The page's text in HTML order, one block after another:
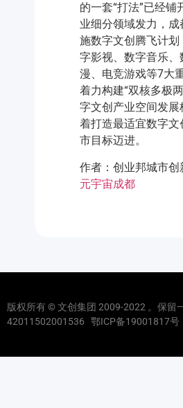
的一套“打法”已经铺
业细分领域发力，成
施数字文创腾飞计划
字影视、数字音乐、
漫、电竞游戏等7大
着力构建“双核多极
字文创产业空间发展
着打造最适宜数字文
市目标迈进。
作者：创业邦城市创
元宇宙成都
版权所有 © 文创集团 2009-2022 。保留
42011502001536
鄂ICP备19001817号